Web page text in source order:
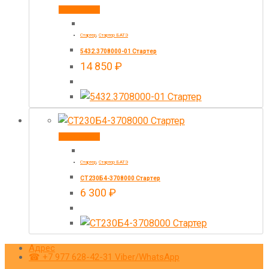
Стартер, Стартер БАТЭ
5432.3708000-01 Стартер
14 850 ₽
Стартер Стартер БАТЭ
СТ230Б4-3708000 Стартер
6 300 ₽
Адрес
☎ +7 977 628-42-31 Viber/WhatsApp